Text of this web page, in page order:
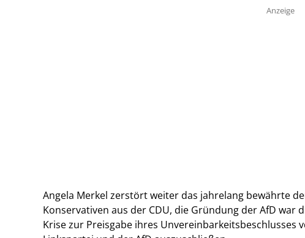
Anzeige
Angela Merkel zerstört weiter das jahrelang bewährte
Konservativen aus der CDU, die Gründung der AfD war
Krise zur Preisgabe ihres Unvereinbarkeitsbeschlusses